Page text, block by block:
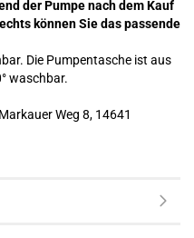
der Pumpe nach dem Kauf
können Sie das passende
Die Pumpentasche ist aus
waschbar.
Weg 8, 14641